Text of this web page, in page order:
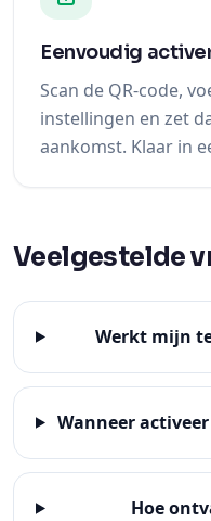
Eenvoudig
Scan de QR-code,
instellingen en zet
aankomst. Klaar in
Veelgestelde
Werkt mijn
Wanneer
Hoe